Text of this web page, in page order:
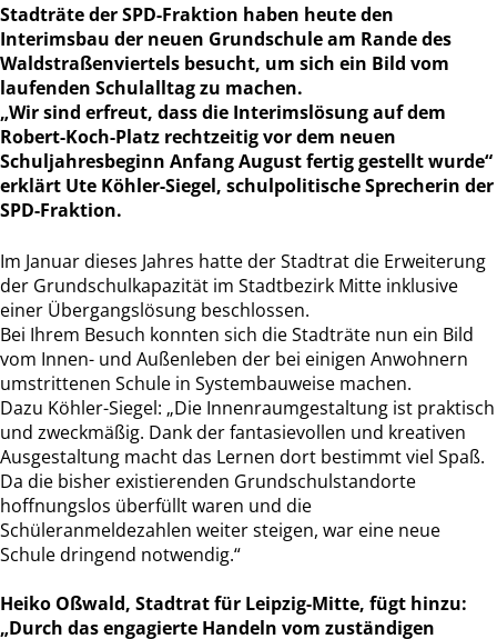
Stadträte der SPD-Fraktion haben heute den
Interimsbau der neuen Grundschule am Rande des
Waldstraßenviertels besucht, um sich ein Bild vom
laufenden Schulalltag zu machen.
„Wir sind erfreut, dass die Interimslösung auf dem
Robert-Koch-Platz rechtzeitig vor dem neuen
Schuljahresbeginn Anfang August fertig gestellt wurde“
erklärt Ute Köhler-Siegel, schulpolitische Sprecherin der
SPD-Fraktion.
Im Januar dieses Jahres hatte der Stadtrat die Erweiterung
der Grundschulkapazität im Stadtbezirk Mitte inklusive
einer Übergangslösung beschlossen.
Bei Ihrem Besuch konnten sich die Stadträte nun ein Bild
vom Innen- und Außenleben der bei einigen Anwohnern
umstrittenen Schule in Systembauweise machen.
Dazu Köhler-Siegel: „Die Innenraumgestaltung ist praktisch
und zweckmäßig. Dank der fantasievollen und kreativen
Ausgestaltung macht das Lernen dort bestimmt viel Spaß.
Da die bisher existierenden Grundschulstandorte
hoffnungslos überfüllt waren und die
Schüleranmeldezahlen weiter steigen, war eine neue
Schule dringend notwendig.“
Heiko Oßwald, Stadtrat für Leipzig-Mitte, fügt hinzu:
„Durch das engagierte Handeln vom zuständigen